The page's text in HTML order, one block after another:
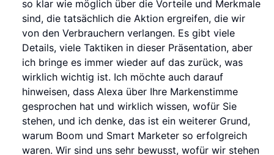
so klar wie möglich über die Vorteile und Merkmale
sind, die tatsächlich die Aktion ergreifen, die wir
von den Verbrauchern verlangen. Es gibt viele
Details, viele Taktiken in dieser Präsentation, aber
ich bringe es immer wieder auf das zurück, was
wirklich wichtig ist. Ich möchte auch darauf
hinweisen, dass Alexa über Ihre Markenstimme
gesprochen hat und wirklich wissen, wofür Sie
stehen, und ich denke, das ist ein weiterer Grund,
warum Boom und Smart Marketer so erfolgreich
waren. Wir sind uns sehr bewusst, wofür wir stehen